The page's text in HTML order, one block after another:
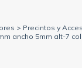
> Precintos y
ancho 5mm alt-7